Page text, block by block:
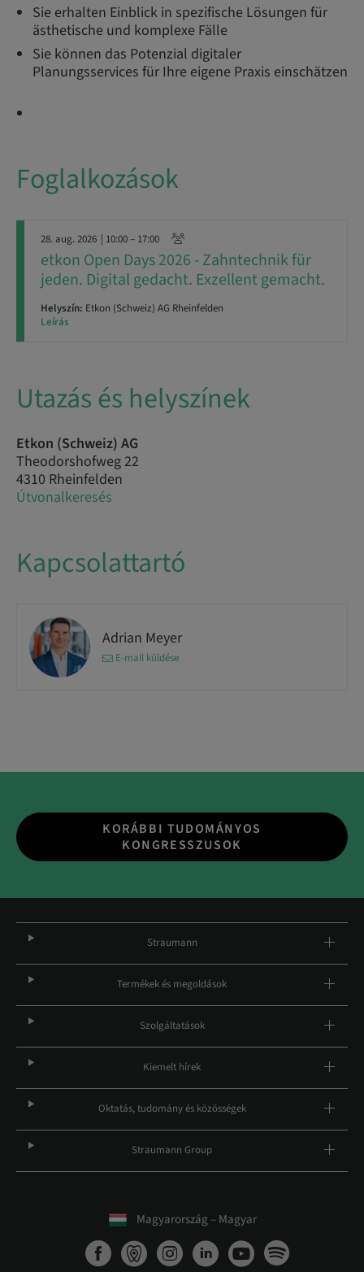
Sie erhalten Einblick in spezifische Lösungen für
ästhetische und komplexe Fälle
Sie können das Potenzial digitaler
Planungsservices für Ihre eigene Praxis einschätzen​
Foglalkozások
28. aug. 2026 | 10:00 – 17:00
​​etkon Open Days 2026 - Zahntechnik für
jeden. Digital gedacht. Exzellent gemacht.
Helyszín: Etkon (Schweiz) AG Rheinfelden
Leírás
Utazás és helyszínek
Etkon (Schweiz) AG
Theodorshofweg 22
4310 Rheinfelden
Útvonalkeresés
Kapcsolattartó
Adrian Meyer
E-mail küldése
KORÁBBI TUDOMÁNYOS
KONGRESSZUSOK
Straumann
Termékek és megoldások
Szolgáltatások
Kiemelt hírek
Oktatás, tudomány és közösségek
Straumann Group
Magyarország – Magyar